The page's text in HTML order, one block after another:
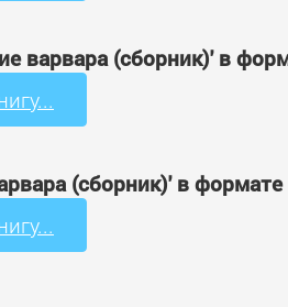
варвара (сборник)' в
(сборник)' в формате